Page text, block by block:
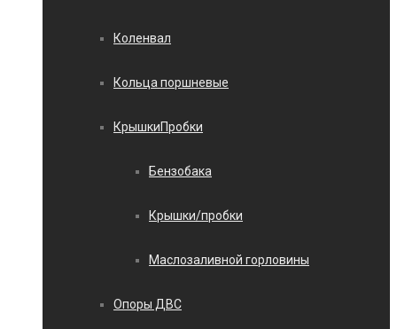
Коленвал
Кольца поршневые
КрышкиПробки
Бензобака
Крышки/пробки
Маслозаливной горловины
Опоры ДВС